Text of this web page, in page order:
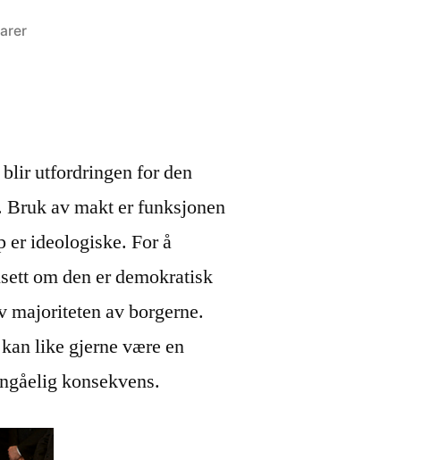
til
utfordringen for den
Bruk av makt er funksjonen
er ideologiske. For å
om den er demokratisk
majoriteten av borgerne.
like gjerne være en
konsekvens.